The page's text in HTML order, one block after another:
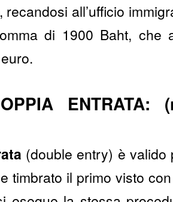
all’ufficio
di 1900 Baht, che
(double entry) è valido
timbrato il primo visto